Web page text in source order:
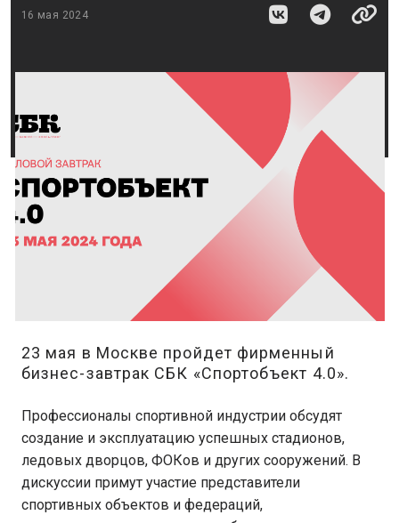
16 мая 2024
23 мая в Москве пройдет фирменный
бизнес-завтрак СБК «Спортобъект 4.0».
Профессионалы спортивной индустрии обсудят
создание и эксплуатацию успешных стадионов,
ледовых дворцов, ФОКов и других сооружений. В
дискуссии примут участие представители
спортивных объектов и федераций,